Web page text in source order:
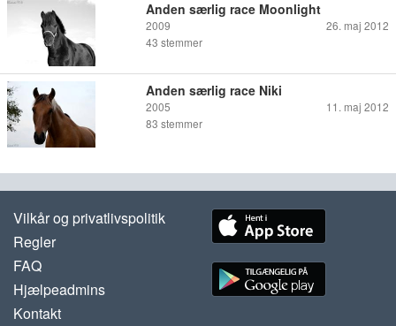
Anden særlig race Moonlight
2009
26. maj 2012
43 stemmer
Anden særlig race Niki
2005
11. maj 2012
83 stemmer
Vilkår og privatlivspolitik
Regler
FAQ
Hjælpeadmins
Kontakt